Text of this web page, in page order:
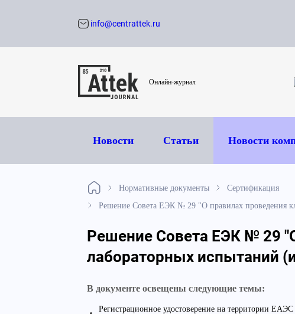
info@centrattek.ru
Онлайн-журнал
Новости Статьи Новости
Нормативные документы
Сертификация
Решение Совета ЕЭК № 29 "О правилах проведения
Решение Совета ЕЭК № 29
лабораторных испытаний
В документе освещены следующие темы:
Регистрационное удостоверение на территории ЕАЭС